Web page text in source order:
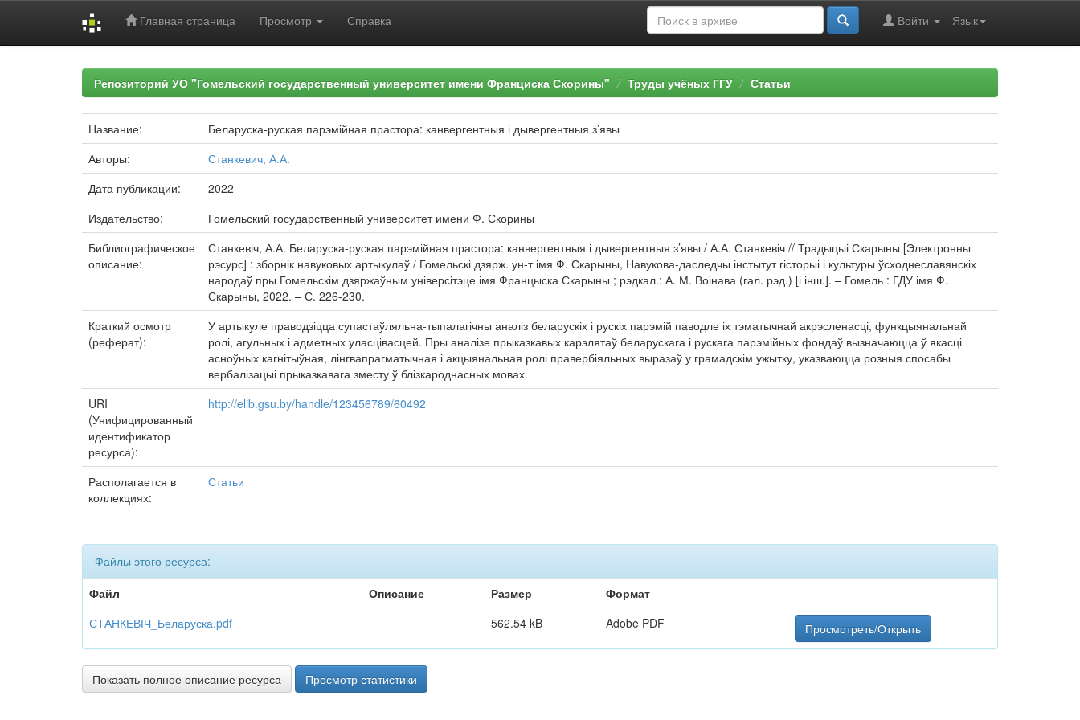
Главная страница Просмотр Справка Язык
Войти
Репозиторий УО "Гомельский государственный университет имени Франциска Скорины" Труды учёных ГГУ Статьи
Название:
Беларуска-руская парэмійная прастора: канвергентныя і дывергентныя з’явы
Авторы:
Станкевич, А.А.
Дата публикации:
2022
Издательство:
Гомельский государственный университет имени Ф. Скорины
Библиографическое
описание:
Станкевіч, А.А. Беларуска-руская парэмійная прастора: канвергентныя і дывергентныя з’явы / А.А. Станкевіч // Традыцыі Скарыны [Электронны
рэсурс] : зборнік навуковых артыкулаў / Гомельскі дзярж. ун-т імя Ф. Скарыны, Навукова-даследчы інстытут гісторыі і культуры ўсходнеславянскіх
народаў пры Гомельскім дзяржаўным універсітэце імя Францыска Скарыны ; рэдкал.: А. М. Воінава (гал. рэд.) [і інш.]. – Гомель : ГДУ імя Ф.
Скарыны, 2022. – С. 226-230.
Краткий осмотр
(реферат):
У артыкуле праводзіцца супастаўляльна-тыпалагічны аналіз беларускіх і рускіх парэмій паводле іх тэматычнай акрэсленасці, функцыянальнай
ролі, агульных і адметных уласцівасцей. Пры аналізе прыказкавых карэлятаў беларускага і рускага парэмійных фондаў вызначаюцца ў якасці
асноўных кагнітыўная, лінгвапрагматычная і акцыянальная ролі правербіяльных выразаў у грамадскім ужытку, указваюцца розныя спосабы
вербалізацыі прыказкавага зместу ў блізкароднасных мовах.
URI
(Унифицированный
идентификатор
ресурса):
http://elib.gsu.by/handle/123456789/60492
Располагается в
коллекциях:
Статьи
Файлы этого ресурса:
Файл
Описание Размер
Формат
СТАНКЕВІЧ_Беларуска.pdf
562.54 kB Adobe PDF Просмотреть/Открыть
Показать полное описание ресурса Просмотр статистики